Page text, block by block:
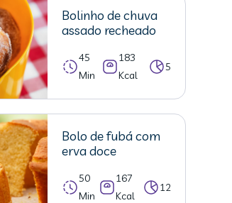
Bolinho de chuva
assado recheado
45
Min
183
Kcal
5
Bolo de fubá com
erva doce
50
Min
167
Kcal
12